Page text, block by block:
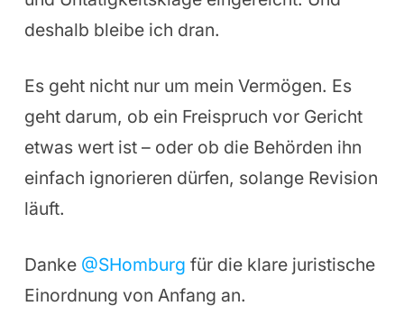
deshalb bleibe ich dran.
Es geht nicht nur um mein Vermögen. Es
geht darum, ob ein Freispruch vor Gericht
etwas wert ist – oder ob die Behörden ihn
einfach ignorieren dürfen, solange Revision
läuft.
Danke @SHomburg für die klare juristische
Einordnung von Anfang an.